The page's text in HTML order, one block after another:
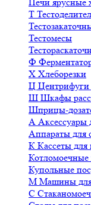
Т
Тестомесы
Ф
Х Хлеборезки
Ц Центрифуги
Ш Шкафы
Шприцы-
А Аксессуары
Аппараты для
К Кассеты для
Купольные
М Машины
С